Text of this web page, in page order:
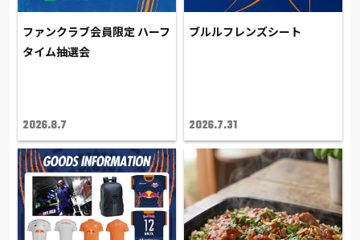
ファンクラブ会員限定 ハーフ
タイム抽選会
2026.8.7
ブルルフレンズシート
2026.7.31